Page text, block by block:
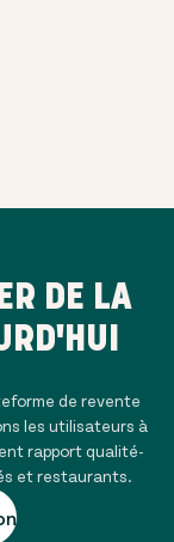
DE LA
de revente
les utilisateurs à
rapport qualité-
et restaurants.